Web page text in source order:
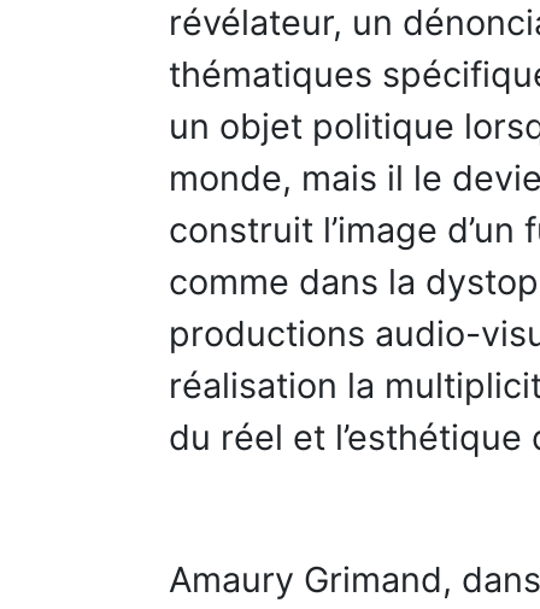
révélateur, un
thématiques
un objet politique
monde, mais il le
construit l’image
comme dans la
productions audio-
réalisation la
du réel et
Amaury Grimand,